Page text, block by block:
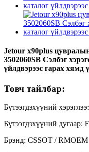
Jetour x90plus
3502060SB Сэлбэг
үйлдвэрээс гарах хямд
Товч тайлбар:
Бүтээгдэхүүний
Бүтээгдэхүүний дугаар:
Брэнд: CSSOT /